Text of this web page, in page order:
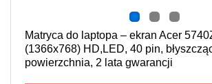
Matryca do laptopa – ekran Acer
(1366x768) HD,LED, 40 pin,
powierzchnia, 2 lata gwarancji